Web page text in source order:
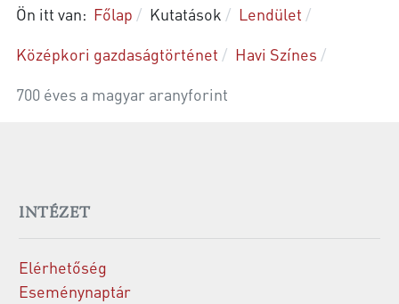
Ön itt van: Főlap Kutatások
Lendület
Középkori gazdaságtörténet
Havi Színes
700 éves a magyar aranyforint
INTÉZET
Elérhetőség
Eseménynaptár